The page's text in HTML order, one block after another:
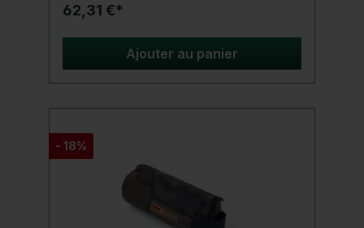
convient aussi bien aux têtes d'épuisettes à
Longueur de transport : 72 cm Nombre de
pièces : 7 Poids : 530g
62,31 €*
Ajouter au panier
- 18%